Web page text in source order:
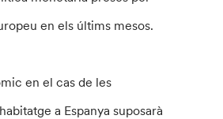
en els últims mesos.
en el cas de les
a Espanya suposarà